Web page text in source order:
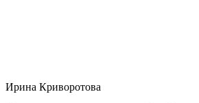
Ирина Криворотова